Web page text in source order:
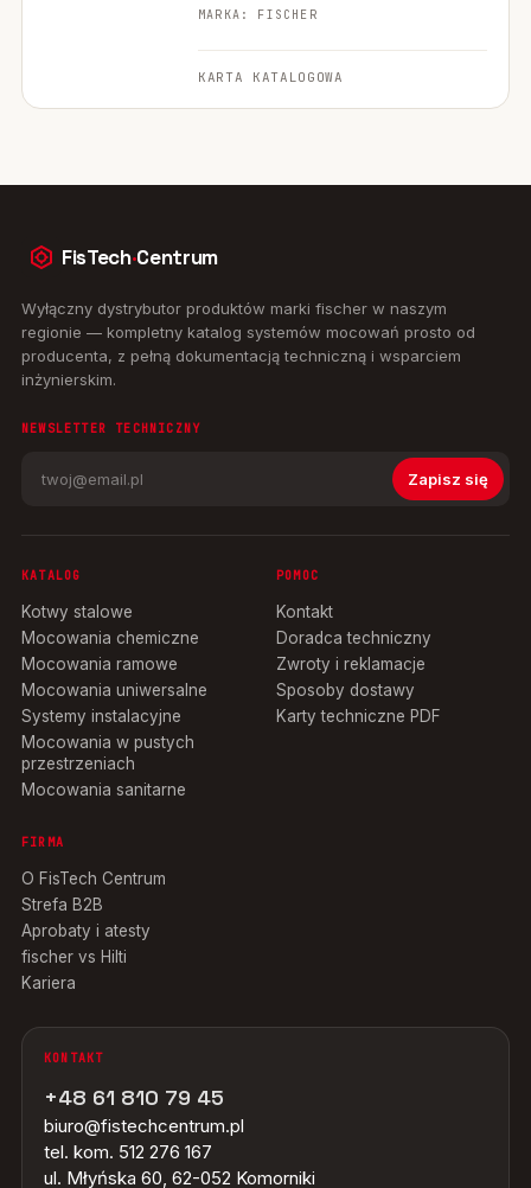
MARKA: FISCHER
KARTA KATALOGOWA
FisTech·Centrum
Wyłączny dystrybutor produktów marki fischer w naszym
regionie — kompletny katalog systemów mocowań prosto od
producenta, z pełną dokumentacją techniczną i wsparciem
inżynierskim.
NEWSLETTER TECHNICZNY
Zapisz się
KATALOG
Kotwy stalowe
Mocowania chemiczne
Mocowania ramowe
Mocowania uniwersalne
Systemy instalacyjne
Mocowania w pustych
przestrzeniach
Mocowania sanitarne
POMOC
Kontakt
Doradca techniczny
Zwroty i reklamacje
Sposoby dostawy
Karty techniczne PDF
FIRMA
O FisTech Centrum
Strefa B2B
Aprobaty i atesty
fischer vs Hilti
Kariera
KONTAKT
+48 61 810 79 45
biuro@fistechcentrum.pl
tel. kom. 512 276 167
ul. Młyńska 60, 62-052 Komorniki